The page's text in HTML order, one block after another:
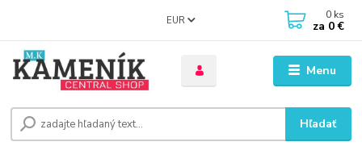
Menu
EUR
Hľadať
0 ks
za 0 €